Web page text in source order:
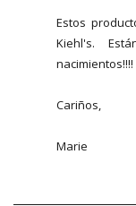
Estos
Kiehl's.
Cariños,
Marie